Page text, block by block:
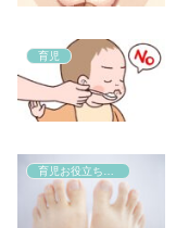
育児
育児お役立ち情報